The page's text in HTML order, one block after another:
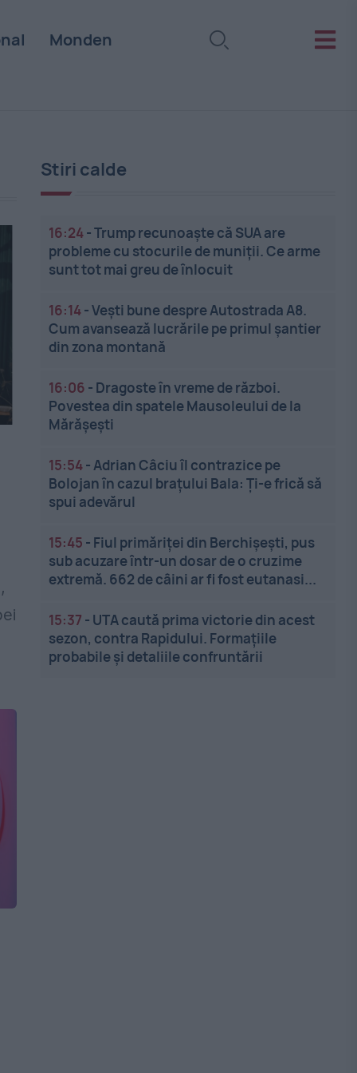
Monden
Stiri calde
16:24-Trump recunoaște că SUA are
probleme cu stocurile de muniții. Ce arme
sunt tot mai greu de înlocuit
16:14-Vești bune despre Autostrada A8.
Cum avansează lucrările pe primul șantier
din zona montană
16:06 - Dragoste în vreme de război.
Povestea din spatele Mausoleului de la
Mărășești
15:54-Adrian Câciu îl contrazice pe
Bolojan în cazul brațului Bala: Ți-e frică să
spui adevărul
15:45 - Fiul primăriței din Berchișești, pus
sub acuzare într-un dosar de o cruzime
extremă. 662 de câini ar fi fost eutanasi...
15:37 - UTA caută prima victorie din acest
sezon, contra Rapidului. Formațiile
probabile și detaliile confruntării